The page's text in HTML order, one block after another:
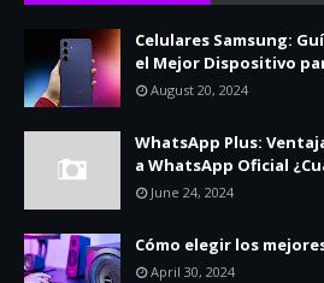
Celulares Samsung:
el Mejor Dispositivo
August 20, 2024
WhatsApp Plus:
a WhatsApp Oficial
June 24, 2024
Cómo elegir los
April 30, 2024